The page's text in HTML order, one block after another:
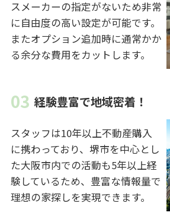
スメーカーの指定がないため非常
に自由度の高い設定が可能です。
またオプション追加時に通常かか
る余分な費用をカットします。
経験豊富で地域密着！
スタッフは10年以上不動産購入
に携わっており、堺市を中心とし
た大阪市内での活動も5年以上経
験しているため、豊富な情報量で
理想の家探しを実現できます。